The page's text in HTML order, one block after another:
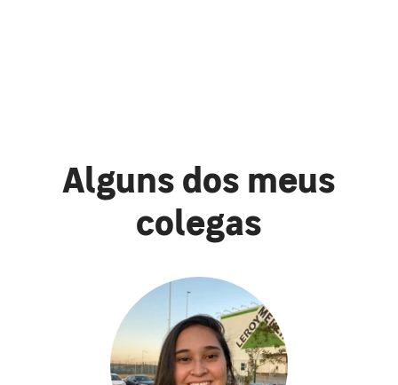
Alguns dos meus
colegas